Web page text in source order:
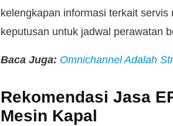
kelengkapan informasi terkait
keputusan untuk jadwal perawatan
Baca Juga: Omnichannel Adalah
Rekomendasi Jasa
Mesin Kapal